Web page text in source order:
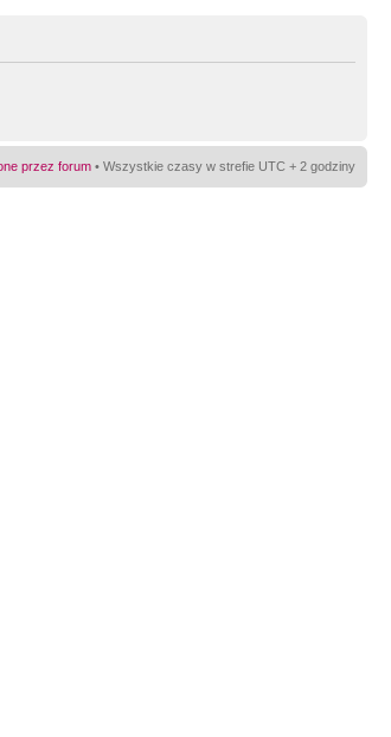
przez forum • Wszystkie czasy w strefie UTC + 2 godziny